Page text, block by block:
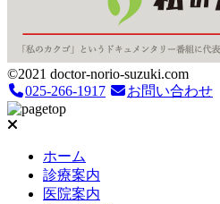
©2021 doctor-norio-suzuki.com
025-266-1917
お問い合わせ
ホーム
診療案内
医院案内